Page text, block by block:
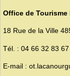
Office de
18 Rue de la Ville
Tél. : 04 66 32 83 67
E-mail :